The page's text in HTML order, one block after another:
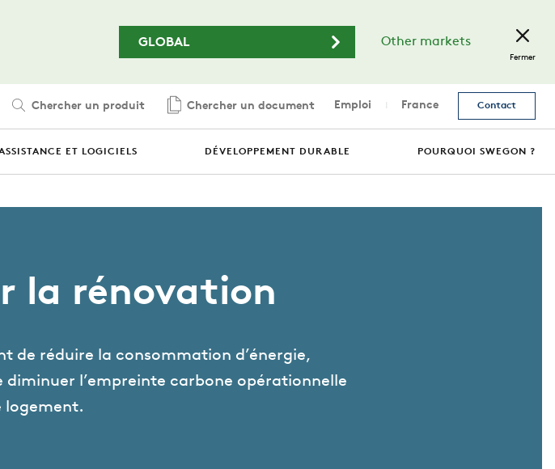
GLOBAL Other markets
Fermer
Chercher un produit Chercher un document Emploi France Contact
ET LOGICIELS DÉVELOPPEMENT DURABLE POURQUOI SWEGON ?
la rénovation
de réduire la consommation d’énergie,
diminuer l’empreinte carbone opérationnelle
logement.